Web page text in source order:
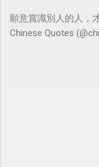
願意賞識別人的人，
Chinese Quotes